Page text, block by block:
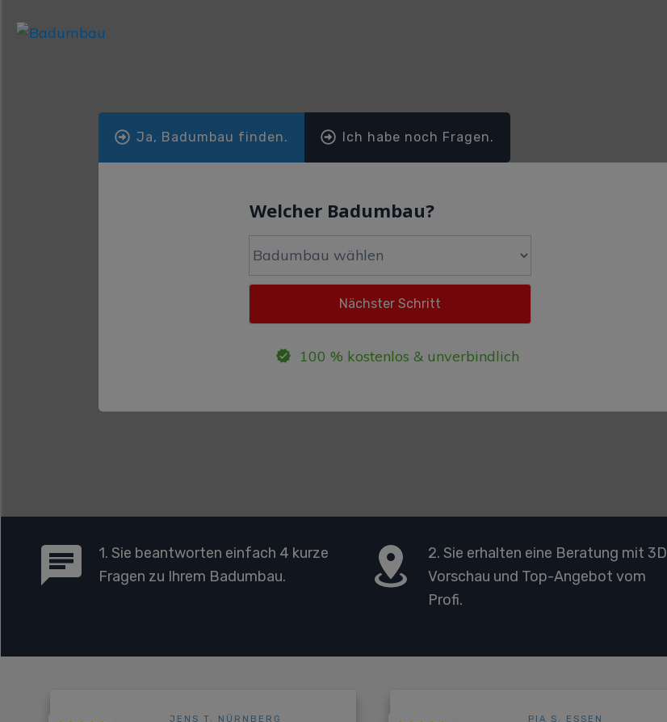
Ja, Badumbau finden. Ich habe noch Fragen.
Welcher Badumbau?
100 % kostenlos & unverbindlich
1. Sie beantworten einfach 4 kurze
Fragen zu Ihrem Badumbau.
2. Sie erhalten eine Beratung mit 3D
Vorschau und Top-Angebot vom
Profi.
JENS T. NÜRNBERG PIA S. ESSEN